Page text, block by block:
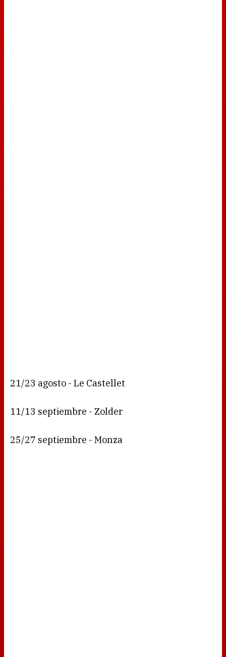
21/23 agosto - Le Castellet
11/13 septiembre - Zolder
25/27 septiembre - Monza